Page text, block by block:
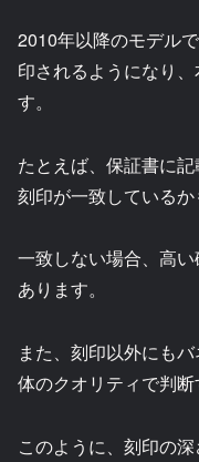
2010年以降のモデル
印されるようになり
す。
たとえば、保証書に
刻印が一致しているか
一致しない場合、高
あります。
また、刻印以外にも
体のクオリティで判断
このように、刻印の